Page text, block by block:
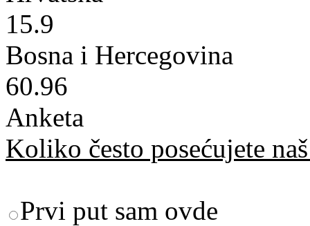
15.9
Bosna i Hercegovina
60.96
Anketa
Koliko često posećujete
Prvi put sam ovde